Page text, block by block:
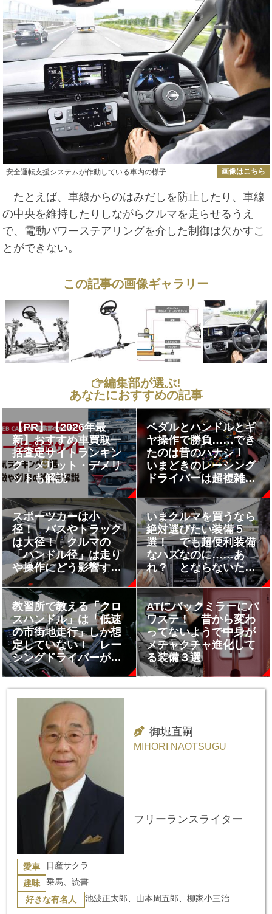
安全運転支援システムが作動している車内の様子 画像はこちら
たとえば、車線からのはみだしを防止したり、車線
の中央を維持したりしながらクルマを走らせるうえ
で、電動パワーステアリングを介した制御は欠かすこ
とができない。
この記事の画像ギャラリー
編集部が選ぶ!
あなたにおすすめの記事
【PR】【2026年最
新】おすすめ車買取一
括査定サイトランキン
グ｜メリット・デメリ
ットも解説
ペダルとハンドルとギ
ヤ操作で勝負……でき
たのは昔のハナシ！
いまどきのレーシング
ドライバーは超複雑な
スイッチをイジりなが
ら走っていた
スポーツカーは小
径！ バスやトラック
は大径！ クルマの
「ハンドル径」は走り
や操作にどう影響す
る？
いまクルマを買うなら
絶対選びたい装備５
選！ でも超便利装備
なハズなのに……あ
れ？ とならないため
の注意点とは
教習所で教える「クロ
スハンドル」は「低速
の市街地走行」しか想
定していない！ レー
シングドライバーが伝
える「本当に重要な」
ATにバックミラーにパ
ワステ！ 昔から変わ
ってないようで中身が
メチャクチャ進化して
る装備３選
御堀直嗣
MIHORI NAOTSUGU
フリーランスライター
愛車 日産サクラ
趣味 乗馬、読書
好きな有名人 池波正太郎、山本周五郎、柳家小三治